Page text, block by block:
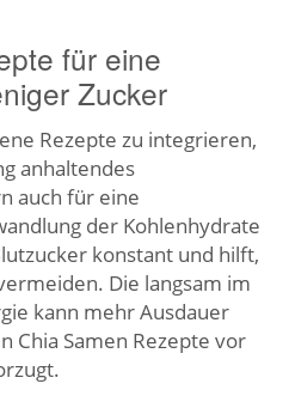
für eine
Zucker
Rezepte zu integrieren,
anhaltendes
auch für eine
der Kohlenhydrate
konstant und hilft,
Die langsam im
kann mehr Ausdauer
Chia Samen Rezepte vor